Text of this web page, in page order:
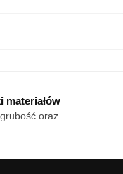
materiałów
oraz